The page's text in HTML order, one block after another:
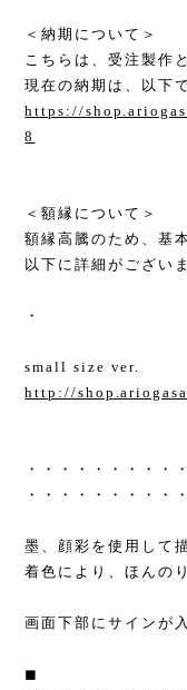
＜納期について＞
こちらは、受注製作
現在の納期は、以下
https://
8
＜額縁について＞
額縁高騰のため、基
以下に詳細がござい
・
small size ver.
http://
・・・・・・・・・
・・・・・・・・・
墨、顔彩を使用して
着色により、ほんの
画面下部にサインが
◼︎